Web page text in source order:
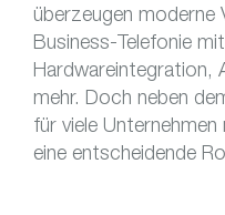
überzeugen moderne
Business-Telefonie
Hardwareintegration,
mehr. Doch neben
für viele
eine entscheidende